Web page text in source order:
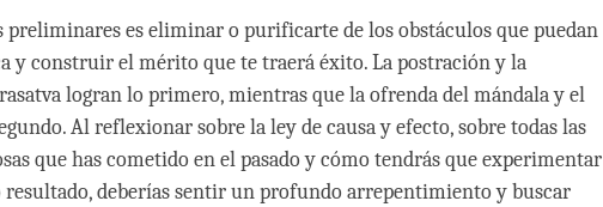
preliminares es eliminar o purificarte de los obstáculos que puedan
y construir el mérito que te traerá éxito. La postración y la
logran lo primero, mientras que la ofrenda del mándala y el
Al reflexionar sobre la ley de causa y efecto, sobre todas las
que has cometido en el pasado y cómo tendrás que experimentar
deberías sentir un profundo arrepentimiento y buscar